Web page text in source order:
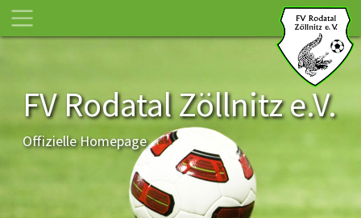
FV Rodatal Zöllnitz e.V.
Offizielle Homepage